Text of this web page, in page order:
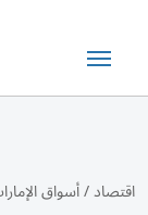
اقتصاد/أسواق